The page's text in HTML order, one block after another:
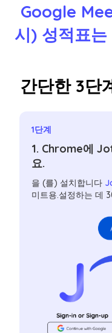
Google
시) 성적표
간단한 3단
1단계
1. Chrome에
요.
을 (를) 설치합니다
미트용.설정하는 데